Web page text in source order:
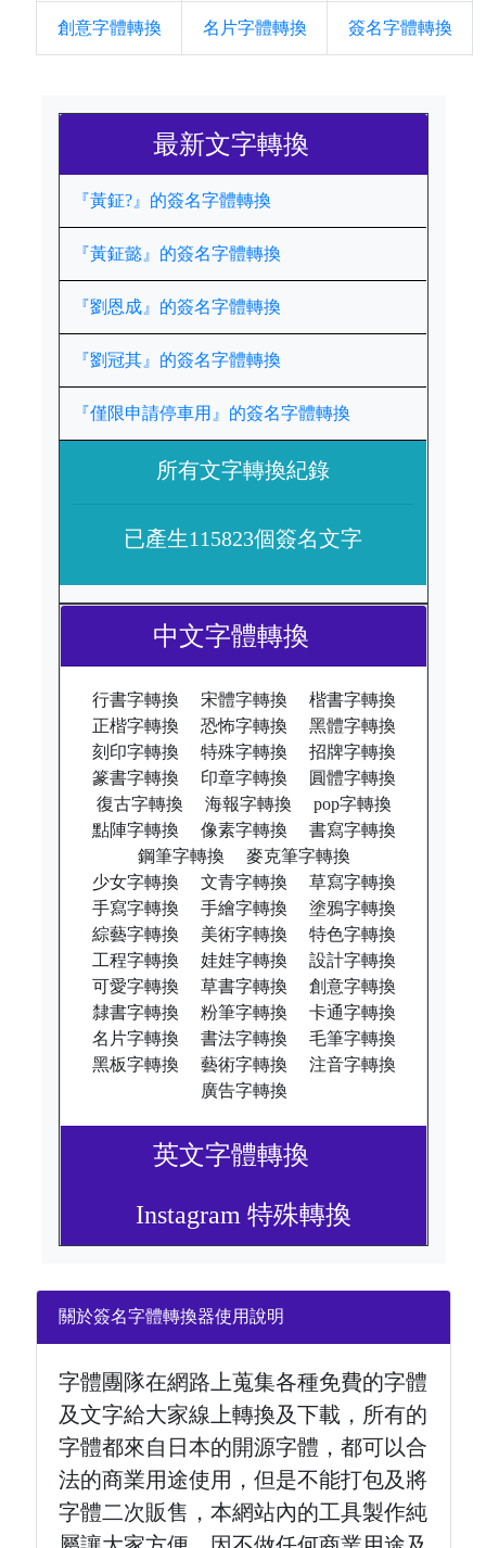
創意字體轉換 名片字體轉換 簽名字體轉換
最新文字轉換
『黃鉦?』的簽名字體轉換
『黃鉦懿』的簽名字體轉換
『劉恩成』的簽名字體轉換
『劉冠其』的簽名字體轉換
『僅限申請停車用』的簽名字體轉換
所有文字轉換紀錄
已產生115823個簽名文字
中文字體轉換
行書字轉換 宋體字轉換
楷書字轉換
正楷字轉換
恐怖字轉換
黑體字轉換
刻印字轉換
特殊字轉換
招牌字轉換
篆書字轉換
印章字轉換
圓體字轉換
復古字轉換
海報字轉換
pop字轉換
點陣字轉換
像素字轉換
書寫字轉換
鋼筆字轉換
麥克筆字轉換
少女字轉換
文青字轉換
草寫字轉換
手寫字轉換
手繪字轉換
塗鴉字轉換
綜藝字轉換
美術字轉換
特色字轉換
工程字轉換
娃娃字轉換
設計字轉換
可愛字轉換
草書字轉換
創意字轉換
隸書字轉換
粉筆字轉換
卡通字轉換
名片字轉換
書法字轉換
毛筆字轉換
黑板字轉換
藝術字轉換
注音字轉換
廣告字轉換
英文字體轉換
Instagram 特殊轉換
關於簽名字體轉換器使用說明
字體團隊在網路上蒐集各種免費的字體
及文字給大家線上轉換及下載，所有的
字體都來自日本的開源字體，都可以合
法的商業用途使用，但是不能打包及將
字體二次販售，本網站內的工具製作純